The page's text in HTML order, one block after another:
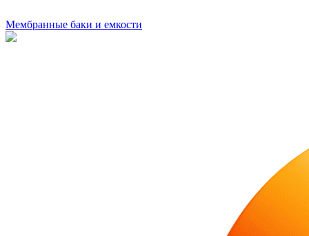
Мембранные баки и емкости